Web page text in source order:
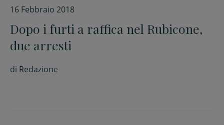
16 Febbraio 2018
Dopo i furti a raffica nel Rubicone,
due arresti
di Redazione